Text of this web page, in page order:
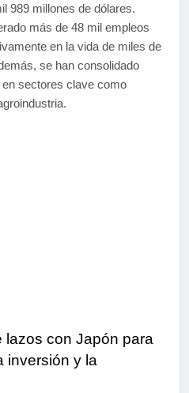
989 millones de dólares.
más de 48 mil empleos
en la vida de miles de
se han consolidado
sectores clave como
lazos con Japón para
inversión y la